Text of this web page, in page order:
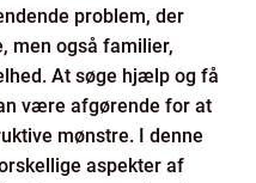
problem, der
men også familier,
At søge hjælp og få
være afgørende for at
mønstre. I denne
aspekter af